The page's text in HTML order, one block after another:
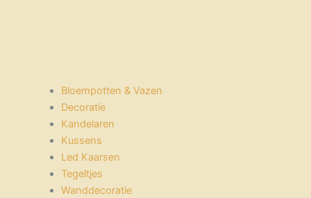
Bloempotten & Vazen
Decoratie
Kandelaren
Kussens
Led Kaarsen
Tegeltjes
Wanddecoratie